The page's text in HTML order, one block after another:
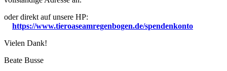
oder direkt auf unsere HP:
https://www.tieroaseamregenbogen.de/spendenkonto
Vielen Dank!
Beate Busse